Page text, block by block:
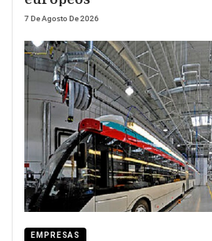
7 De Agosto De 2026
EMPRESAS